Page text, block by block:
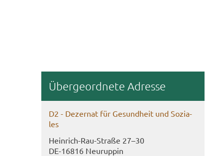
Über­ge­ord­ne­te Adres­se
D2 - De­zer­nat für Ge­sund­heit und So­zia­
les
Heinrich-​Rau-Straße 27–30
DE-​16816 Neu­rup­pin